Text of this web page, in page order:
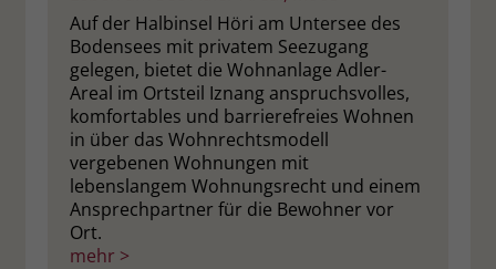
Auf der Halbinsel Höri am Untersee des
Bodensees mit privatem Seezugang
gelegen, bietet die Wohnanlage Adler-
Areal im Ortsteil Iznang anspruchsvolles,
komfortables und barrierefreies Wohnen
in über das Wohnrechtsmodell
vergebenen Wohnungen mit
lebenslangem Wohnungsrecht und einem
Ansprechpartner für die Bewohner vor
Ort.
mehr >